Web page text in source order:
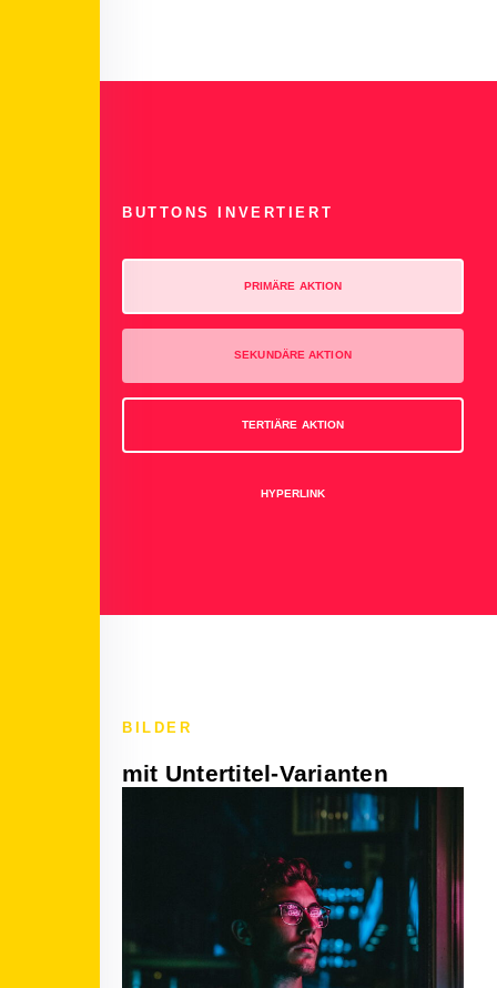
BUTTONS INVERTIERT
PRIMÄRE AKTION
SEKUNDÄRE AKTION
TERTIÄRE AKTION
HYPERLINK
BILDER
mit Untertitel-Varianten